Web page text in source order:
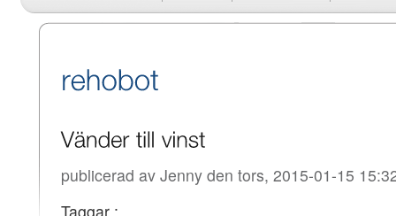
publicerad av Jennyden tors, 2015-01-15
Taggar :